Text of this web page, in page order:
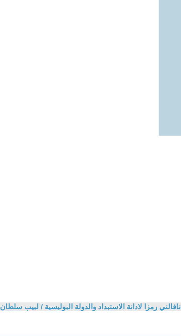
نافالني رمزا لادانة الاستبداد والدولة البوليسية / لبيب سلطان